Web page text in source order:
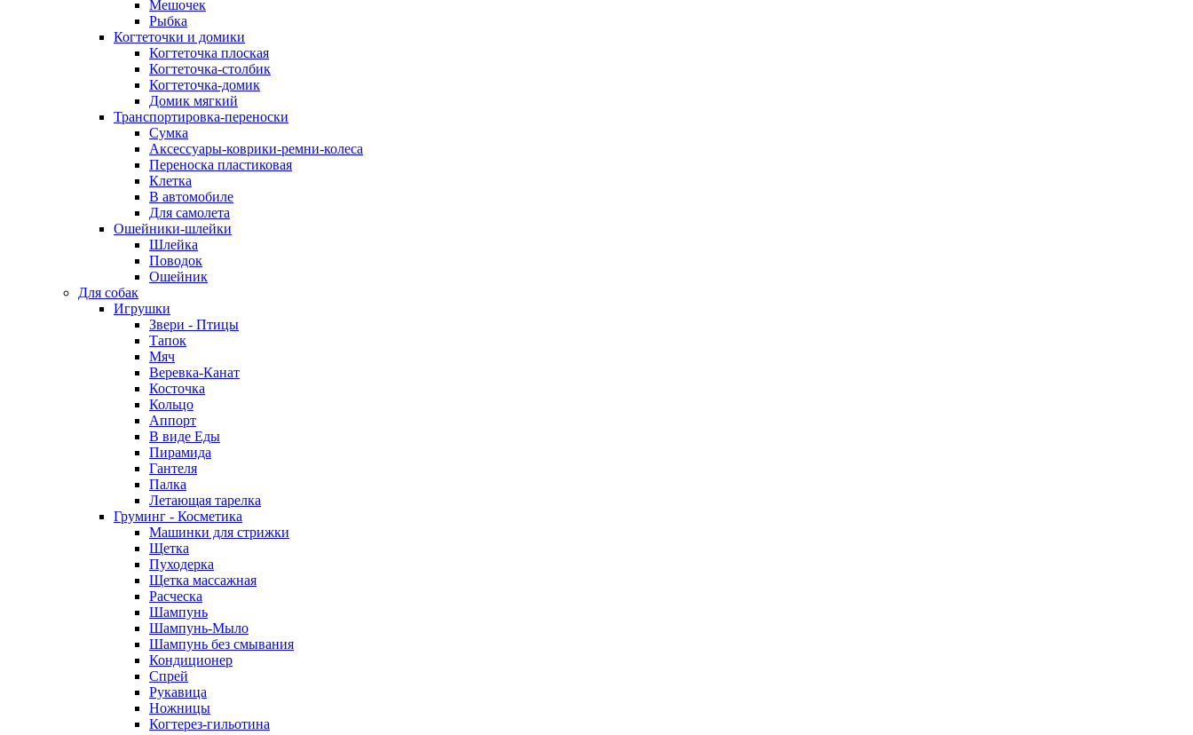
Мешочек
Рыбка
Когтеточки и домики
Когтеточка плоская
Когтеточка-столбик
Когтеточка-домик
Домик мягкий
Транспортировка-переноски
Сумка
Аксессуары-коврики-ремни-колеса
Переноска пластиковая
Клетка
В автомобиле
Для самолета
Ошейники-шлейки
Шлейка
Поводок
Ошейник
Для собак
Игрушки
Звери - Птицы
Тапок
Мяч
Веревка-Канат
Косточка
Кольцо
Аппорт
В виде Еды
Пирамида
Гантеля
Палка
Летающая тарелка
Груминг - Косметика
Машинки для стрижки
Щетка
Пуходерка
Щетка массажная
Расческа
Шампунь
Шампунь-Мыло
Шампунь без cмывания
Кондиционер
Спрей
Рукавица
Ножницы
Когтерез-гильотина